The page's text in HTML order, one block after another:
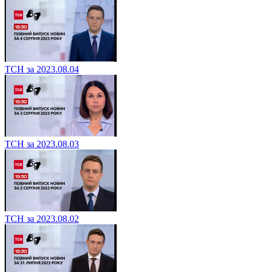
ТСН за 2023.08.04
ТСН за 2023.08.03
ТСН за 2023.08.02